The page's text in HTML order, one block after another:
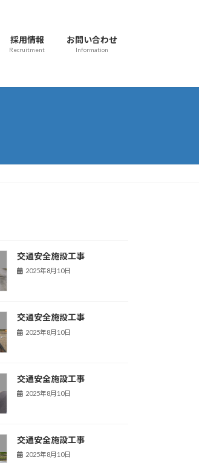
採用情報
Recruitment
お問い合わせ
Information
交通安全施設工事
2025年8月10日
交通安全施設工事
2025年8月10日
交通安全施設工事
2025年8月10日
交通安全施設工事
2025年8月10日